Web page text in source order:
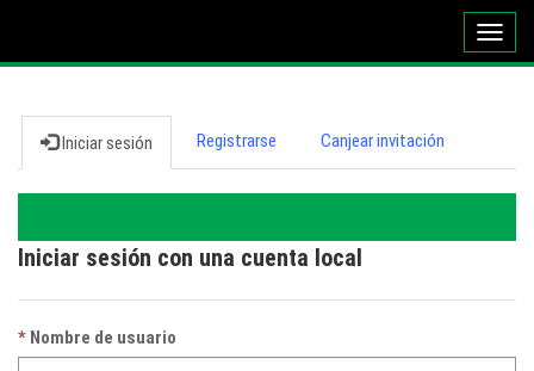
Iniciar sesión Registrarse Canjear invitación
Iniciar sesión con una cuenta local
Nombre de usuario